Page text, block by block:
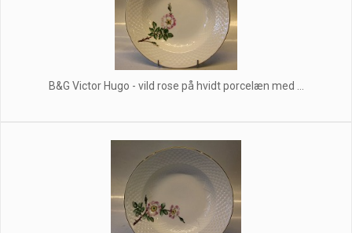
B&G Victor Hugo - vild rose på hvidt porcelæn med ...